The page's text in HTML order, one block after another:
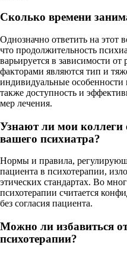
Сколько времени
Однозначно ответить на этот
что продолжительность
варьируется в зависимости
факторами являются тип и
индивидуальные особенности
также доступность и
мер лечения.
Узнают ли мои коллеги
вашего психиатра?
Нормы и правила,
пациента в психотерапии,
этических стандартах. Во
психотерапии считается
без согласия пациента.
Можно ли избавиться
психотерапии?